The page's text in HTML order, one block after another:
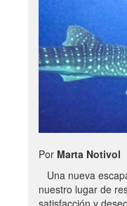
Por Marta Notivol
Una nueva
nuestro lugar de
satisfacción y